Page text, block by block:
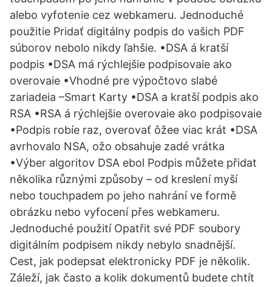
alebo vyfotenie cez webkameru. Jednoduché
použitie Pridať digitálny podpis do vašich PDF
súborov nebolo nikdy ľahšie. •DSA á kratší
podpis •DSA má rýchlejšie podpisovaie ako
overovaie •Vhodné pre výpočtovo slabé
zariadeia –Smart Karty •DSA a kratší podpis ako
RSA •RSA á rýchlejšie overovaie ako podpisovaie
•Podpis robíe raz, overovať ôžee viac krát •DSA
avrhovalo NSA, ožo obsahuje zadé vrátka
•Výber algoritov DSA ebol Podpis můžete přidat
několika různými způsoby – od kreslení myší
nebo touchpadem po jeho nahrání ve formě
obrázku nebo vyfocení přes webkameru.
Jednoduché použití Opatřit své PDF soubory
digitálním podpisem nikdy nebylo snadnější.
Cest, jak podepsat elektronicky PDF je několik.
Záleží, jak často a kolik dokumentů budete chtít